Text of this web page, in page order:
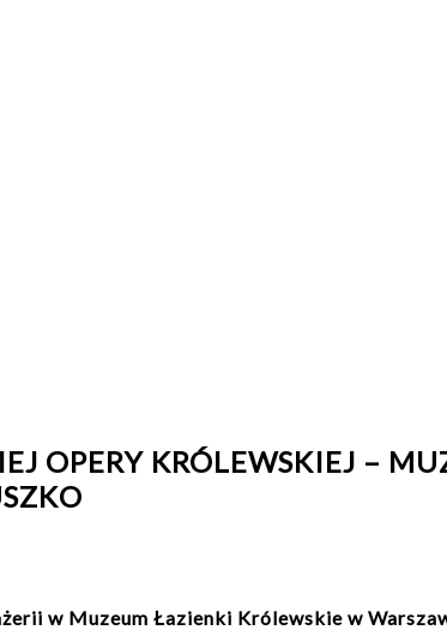
OPERY KRÓLEWSKIEJ –
w Muzeum Łazienki Królewskie w